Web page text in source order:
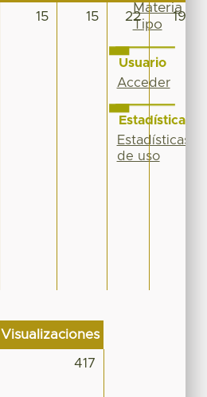
15 15 22 19
Visualizaciones
417
Materia
Tipo
Usuario
Acceder
Estadísticas
Estadísticas
de uso